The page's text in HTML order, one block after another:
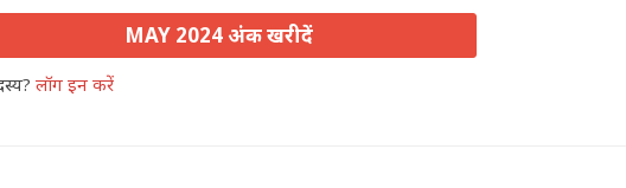
MAY 2024 अंक खरीदें
लॉग इन करें